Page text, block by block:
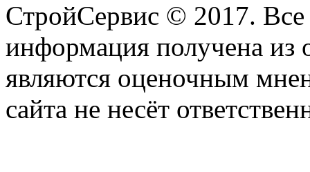
СтройСервис © 2017.
информация получена из
являются оценочным
сайта не несёт